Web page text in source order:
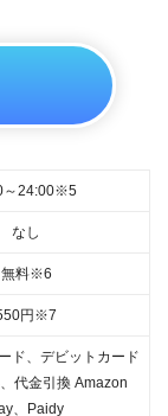
～24:00※5
なし
無料※6
円※7
ド、デビットカード
代金引換 Amazon
、Paidy